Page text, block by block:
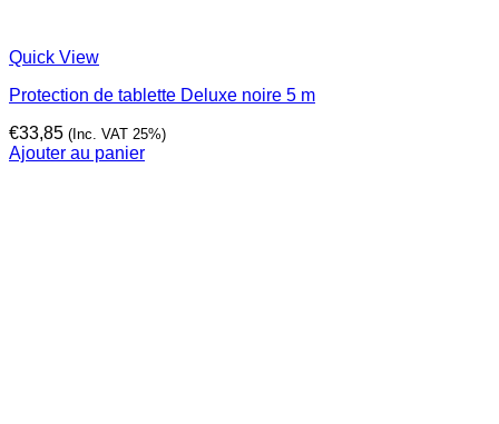
Quick View
Protection de tablette Deluxe noire 5 m
€33,85 (Inc. VAT 25%)
Ajouter au panier